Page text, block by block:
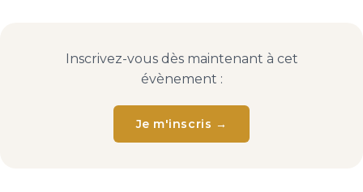
Inscrivez-vous dès maintenant à cet
évènement :
Je m'inscris →